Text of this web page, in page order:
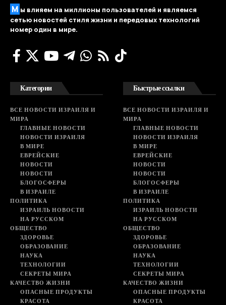
М ы влияем на миллионы пользователей и являемся
сетью новостей стиля жизни и передовых технологий
номер один в мире.
Категории
ВСЕ НОВОСТИ ИЗРАИЛЯ И
МИРА
ГЛАВНЫЕ НОВОСТИ
НОВОСТИ ИЗРАИЛЯ
В МИРЕ
ЕВРЕЙСКИЕ
НОВОСТИ
НОВОСТИ
БЛОГОСФЕРЫ
В ИЗРАИЛЕ
ПОЛИТИКА
ИЗРАИЛЬ НОВОСТИ
НА РУССКОМ
ОБЩЕСТВО
ЗДОРОВЬЕ
ОБРАЗОВАНИЕ
НАУКА
ТЕХНОЛОГИИ
СЕКРЕТЫ МИРА
КАЧЕСТВО ЖИЗНИ
ОПАСНЫЕ ПРОДУКТЫ
КРАСОТА
Быстрые ссылки
ВСЕ НОВОСТИ ИЗРАИЛЯ И
МИРА
ГЛАВНЫЕ НОВОСТИ
НОВОСТИ ИЗРАИЛЯ
В МИРЕ
ЕВРЕЙСКИЕ
НОВОСТИ
НОВОСТИ
БЛОГОСФЕРЫ
В ИЗРАИЛЕ
ПОЛИТИКА
ИЗРАИЛЬ НОВОСТИ
НА РУССКОМ
ОБЩЕСТВО
ЗДОРОВЬЕ
ОБРАЗОВАНИЕ
НАУКА
ТЕХНОЛОГИИ
СЕКРЕТЫ МИРА
КАЧЕСТВО ЖИЗНИ
ОПАСНЫЕ ПРОДУКТЫ
КРАСОТА